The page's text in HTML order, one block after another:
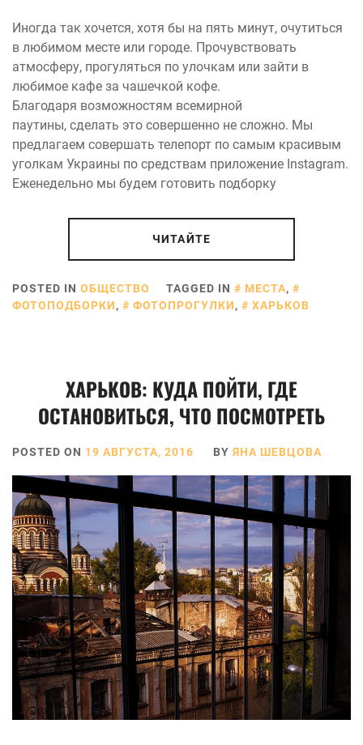
Иногда так хочется, хотя бы на пять минут, очутиться
в любимом месте или городе. Прочувствовать
атмосферу, прогуляться по улочкам или зайти в
любимое кафе за чашечкой кофе.
Благодаря возможностям всемирной
паутины, сделать это совершенно не сложно. Мы
предлагаем совершать телепорт по самым красивым
уголкам Украины по средствам приложение Instagram.
Еженедельно мы будем готовить подборку
ЧИТАЙТЕ
POSTED IN ОБЩЕСТВО TAGGED IN МЕСТА,
ФОТОПОДБОРКИ, ФОТОПРОГУЛКИ, ХАРЬКОВ
ХАРЬКОВ: КУДА ПОЙТИ, ГДЕ
ОСТАНОВИТЬСЯ, ЧТО ПОСМОТРЕТЬ
POSTED ON 19 АВГУСТА, 2016 BY ЯНА ШЕВЦОВА